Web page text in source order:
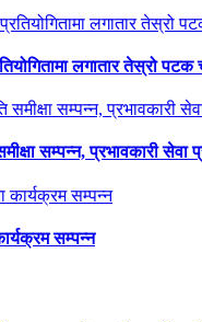
लगातार तेस्रो पटक
सम्पन्न, प्रभावकारी सेवा
सम्पन्न